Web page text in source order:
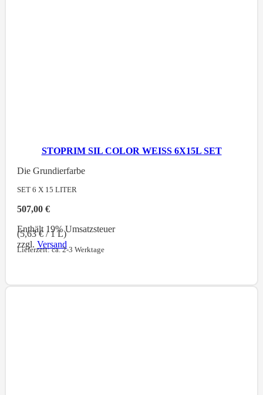
STOPRIM SIL COLOR WEISS 6X15L SET
Die Grundierfarbe
SET 6 X 15 LITER
507,00€
Enthält 19% Umsatzsteuer
(5,63€/ 1 L)
zzgl.Versand
Lieferzeit: ca. 2-3 Werktage